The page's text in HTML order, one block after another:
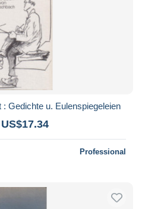
Gedichte u. Eulenspiegeleien
Professional